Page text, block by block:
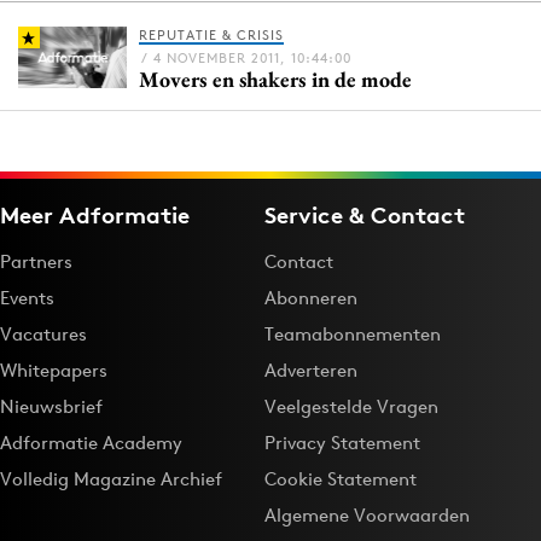
Menu
9 sept: GenAI-training
12 nov: MarketingLive!
Adverteren
Events
Opleidingen
Vacatures
Academy
Partners
Topics
REPUTATIE & CRISIS
/ 4 NOVEMBER 2011, 10:44:00
Movers en shakers in de mode
Meer Adformatie
Partners
Events
Vacatures
Whitepapers
Nieuwsbrief
Adformatie Academy
Volledig Magazine Archief
Service & Contact
Contact
Abonneren
Teamabonnementen
Adverteren
Veelgestelde Vragen
Privacy Statement
Cookie Statement
Algemene Voorwaarden